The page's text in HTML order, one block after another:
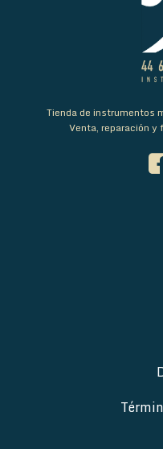
Tienda de instrumentos
Venta, reparación